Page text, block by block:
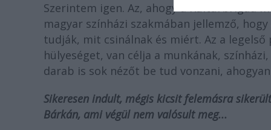
Szerintem igen. Az, ahogy a Kultúrbrigád
magyar színházi szakmában jellemző,
tudják, mit csinálnak és miért. Az a
hülyeséget, van célja a munkának,
darab is sok nézőt be tud vonzani,
Sikeresen indult, mégis kicsit felemásra
Bárkán, ami végül nem valósult meg...